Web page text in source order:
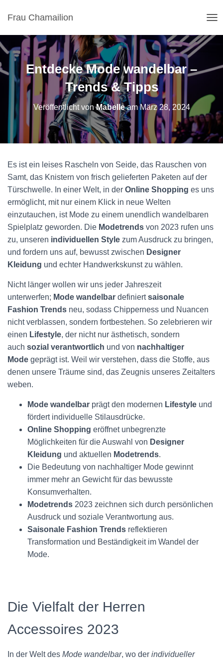
Frau Chamailion
A
A
O
U
S
T
Entdecke Mode wandelbar –
Trends & Tipps
Veröffentlicht vonMabelleamMärz 28, 2024
Es ist ein leises Rascheln von Seide, das Rauschen von
Samt, das Knistern von frisch gelieferten Paketen auf der
Türschwelle. In einer Welt, in der Online Shopping es uns
ermöglicht, mit nur einem Klick in neue Welten
einzutauchen, ist Mode zu einem unendlich wandelbaren
Spielplatz geworden. Die Modetrends von 2023 rufen uns
zu, unseren individuellen Style zum Ausdruck zu bringen,
und fordern uns auf, bewusst zwischen Designer
Kleidung und echter Handwerkskunst zu wählen.
Nicht länger wollen wir uns jeder Jahreszeit
unterwerfen; Mode wandelbar definiert saisonale
Fashion Trends neu, sodass Chipperness und Nuancen
nicht verblassen, sondern fortbestehen. So zelebrieren wir
einen Lifestyle, der nicht nur ästhetisch, sondern
auch sozial verantwortlich und von nachhaltiger
Mode geprägt ist. Weil wir verstehen, dass die Stoffe, aus
denen unsere Träume sind, das Zeugnis unseres Zeitalters
weben.
Mode wandelbar prägt den modernen Lifestyle und
fördert individuelle Stilausdrücke.
Online Shopping eröffnet unbegrenzte
Möglichkeiten für die Auswahl von Designer
Kleidung und aktuellen Modetrends.
Die Bedeutung von nachhaltiger Mode gewinnt
immer mehr an Gewicht für das bewusste
Konsumverhalten.
Modetrends 2023 zeichnen sich durch persönlichen
Ausdruck und soziale Verantwortung aus.
Saisonale Fashion Trends reflektieren
Transformation und Beständigkeit im Wandel der
Mode.
Die Vielfalt der Herren
Accessoires 2023
In der Welt des Mode wandelbar, wo der individueller